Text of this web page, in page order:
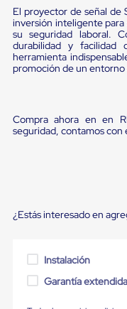
Milla
Anti-
Robo
Playo
Manual
El proyector de señal de
inversión inteligente
su seguridad laboral.
durabilidad y facilidad
herramienta
promoción de un entorno
Compra ahora en en
seguridad, contamos con
¿Estás interesado en
Instalación
Garantía extendida